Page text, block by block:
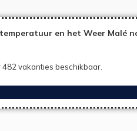
en het Weer Malé
482 vakanties beschikbaar.